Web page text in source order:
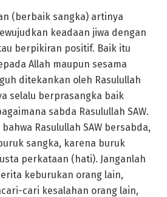
(berbaik sangka) artinya
keadaan jiwa dengan
berpikiran positif. Baik itu
Allah maupun sesama
ditekankan oleh Rasulullah
selalu berprasangka baik
sabda Rasulullah SAW.
Rasulullah SAW bersabda,
sangka, karena buruk
perkataan (hati). Janganlah
keburukan orang lain,
cari kesalahan orang lain,